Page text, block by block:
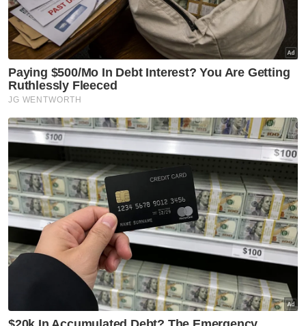
Pdrm
Artikel Disyorkan
Semasa
Pengacara, ahli perniagaan
ditahan bantu siasatan audio
siar sentuh sensitiviti agama
Semasa
Kronologi kes Ismahalil
Semasa